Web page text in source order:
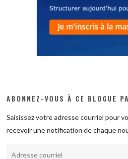
ABONNEZ-VOUS À CE BLOGUE
Saisissez votre adresse courriel pour
recevoir une notification de chaque